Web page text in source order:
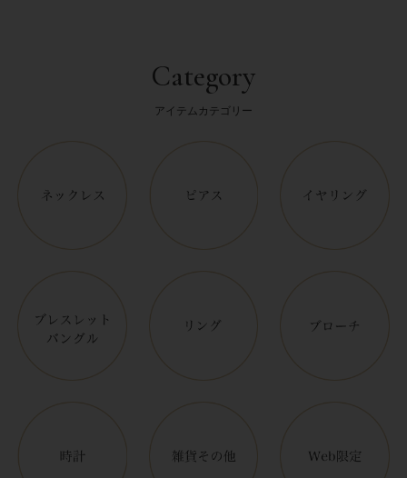
Category
アイテムカテゴリー